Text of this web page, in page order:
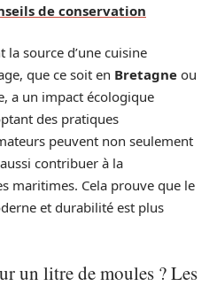
de conservation
la source d’une cuisine
que ce soit en Bretagne ou
a un impact écologique
des pratiques
peuvent non seulement
contribuer à la
maritimes. Cela prouve que le
et durabilité est plus
un litre de moules ? Les